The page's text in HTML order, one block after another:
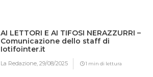
AI LETTORI E AI TIFOSI NERAZZURRI –
Comunicazione dello staff di
Iotifointer.it
La Redazione,29/08/2025 1 min di lettura